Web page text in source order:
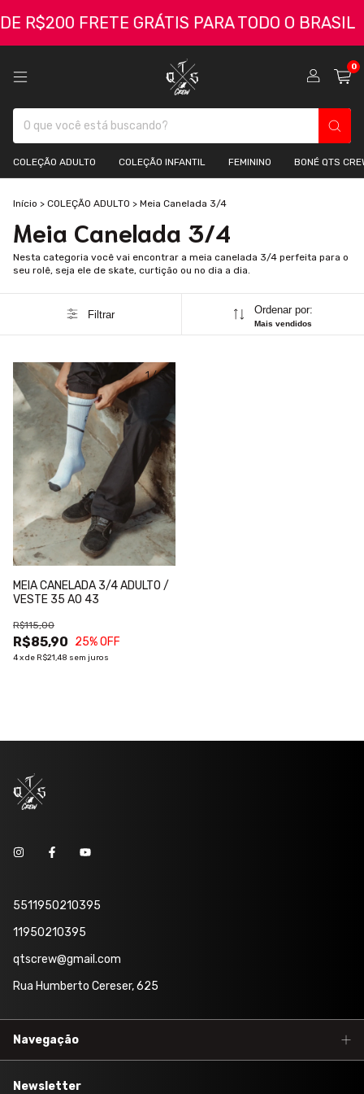
FRETE GRÁTIS PARA TODO O BRASIL
0
COLEÇÃO ADULTO COLEÇÃO INFANTIL FEMININO BONÉ QTS
Início > COLEÇÃO ADULTO > Meia Canelada 3/4
Meia Canelada 3/4
Nesta categoria você vai encontrar a meia canelada 3/4 perfeita para o
seu rolê, seja ele de skate, curtição ou no dia a dia.
Filtrar Ordenar por:
Mais vendidos
1/5
MEIA CANELADA 3/4 ADULTO /
VESTE 35 AO 43
R$85,90
R$115,00
25% OFF
4xde R$21,48 sem juros
5511950210395
11950210395
qtscrew@gmail.com
Rua Humberto Cereser, 625
Navegação
Newsletter